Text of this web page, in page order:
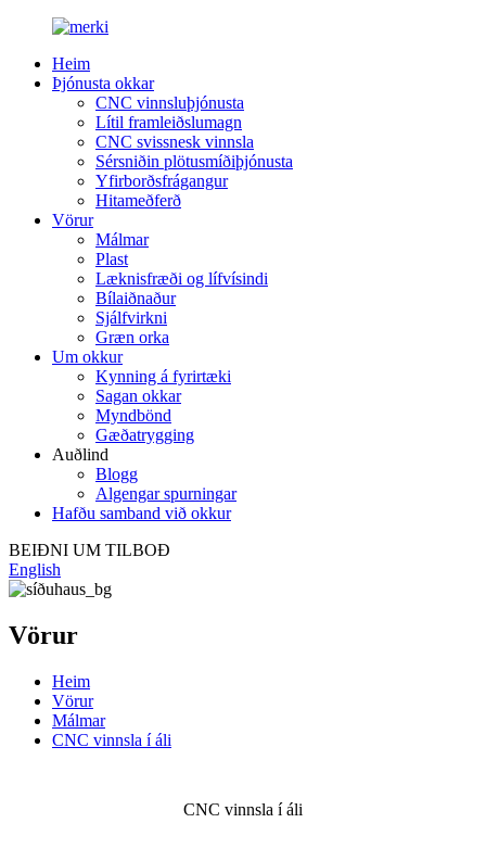
Heim
Þjónusta okkar
CNC vinnsluþjónusta
Lítil framleiðslumagn
CNC svissnesk vinnsla
Sérsniðin plötusmíðiþjónusta
Yfirborðsfrágangur
Hitameðferð
Vörur
Málmar
Plast
Læknisfræði og lífvísindi
Bílaiðnaður
Sjálfvirkni
Græn orka
Um okkur
Kynning á fyrirtæki
Sagan okkar
Myndbönd
Gæðatrygging
Auðlind
Blogg
Algengar spurningar
Hafðu samband við okkur
BEIÐNI UM TILBOÐ
English
Vörur
Heim
Vörur
Málmar
CNC vinnsla í áli
CNC vinnsla í áli